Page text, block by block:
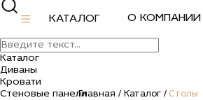
КАТАЛОГ О КОМПАНИИ
Каталог
Диваны
Кровати
Стеновые панелиГлавная / Каталог / Столы